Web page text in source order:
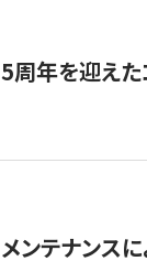
5周年を迎えた
メンテナンス